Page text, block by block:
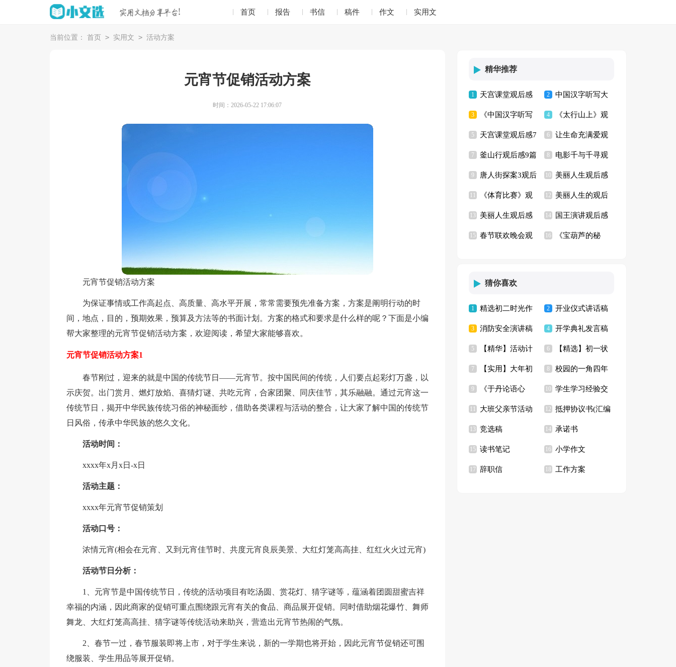
首页 报告 书信 稿件 作文 实用文
当前位置： 首页 > 实用文 > 活动方案
元宵节促销活动方案
时间：2026-05-22 17:06:07
元宵节促销活动方案
为保证事情或工作高起点、高质量、高水平开展，常常需要预先准备方案，方案是阐明行动的时
间，地点，目的，预期效果，预算及方法等的书面计划。方案的格式和要求是什么样的呢？下面是小编
帮大家整理的元宵节促销活动方案，欢迎阅读，希望大家能够喜欢。
元宵节促销活动方案1
春节刚过，迎来的就是中国的传统节日——元宵节。按中国民间的传统，人们要点起彩灯万盏，以
示庆贺。出门赏月、燃灯放焰、喜猜灯谜、共吃元宵，合家团聚、同庆佳节，其乐融融。通过元宵这一
传统节日，揭开中华民族传统习俗的神秘面纱，借助各类课程与活动的整合，让大家了解中国的传统节
日风俗，传承中华民族的悠久文化。
活动时间：
xxxx年x月x日-x日
活动主题：
xxxx年元宵节促销策划
活动口号：
浓情元宵(相会在元宵、又到元宵佳节时、共度元宵良辰美景、大红灯笼高高挂、红红火火过元宵)
活动节日分析：
1、元宵节是中国传统节日，传统的活动项目有吃汤圆、赏花灯、猜字谜等，蕴涵着团圆甜蜜吉祥
幸福的内涵，因此商家的促销可重点围绕跟元宵有关的食品、商品展开促销。同时借助烟花爆竹、舞师
舞龙、大红灯笼高高挂、猜字谜等传统活动来助兴，营造出元宵节热闹的气氛。
2、春节一过，春节服装即将上市，对于学生来说，新的一学期也将开始，因此元宵节促销还可围
绕服装、学生用品等展开促销。
精华推荐
1 天宫课堂观后感
(15篇)
2 中国汉字听写大
会观后感集合15篇
3 《中国汉字听写
大会》观后感15篇
4 《太行山上》观
后感10篇
5 天宫课堂观后感7
篇
6 让生命充满爱观
后感通用15篇
7 釜山行观后感9篇 8 电影千与千寻观
后感(15篇)
9 唐人街探案3观后
感9篇
10 美丽人生观后感
合集15篇
《体育比赛》观
后感
12 美丽人生的观后
感
13 美丽人生观后感
(集合15篇)
14 国王演讲观后感
15篇
15 春节联欢晚会观 16 《宝葫芦的秘
猜你喜欢
1 精选初二时光作
文集合8篇
2 开业仪式讲话稿
3 消防安全演讲稿
(汇编15篇)
4 开学典礼发言稿
【精】
5 【精华】活动计
划模板五篇
6 【精选】初一状
物作文锦集九篇
7 【实用】大年初
一的作文集锦七篇
8 校园的一角四年
级作文十篇
9 《于丹论语心
得》读后感10篇
10 学生学习经验交
流发言稿15篇
大班父亲节活动
方案
12 抵押协议书(汇编
15篇)
13 竞选稿 14 承诺书
15 读书笔记 16 小学作文
17 辞职信 18 工作方案